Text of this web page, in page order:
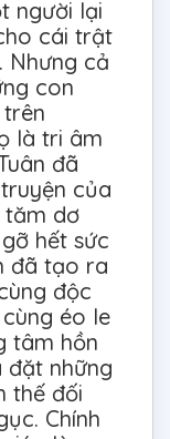
người lại
cái trật
Nhưng cả
con
là tri âm
đã
của
tăm dơ
hết sức
đã tạo ra
độc
éo le
tâm hồn
đặt những
thế đối
Chính